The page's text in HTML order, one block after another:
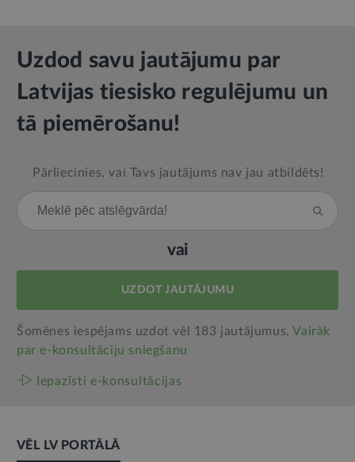
Uzdod savu jautājumu par
Latvijas tiesisko regulējumu un
tā piemērošanu!
Pārliecinies, vai Tavs jautājums nav jau atbildēts!
vai
UZDOT JAUTĀJUMU
Šomēnes iespējams uzdot vēl 183 jautājumus.Vairāk
par e‑konsultāciju sniegšanu
Iepazīsti e-konsultācijas
VĒL LV PORTĀLĀ